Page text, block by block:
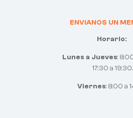
ENVIANOS UN
Horario:
Lunes a Jueves:
17:30 a 19:30.
Viernes: 8:00 a